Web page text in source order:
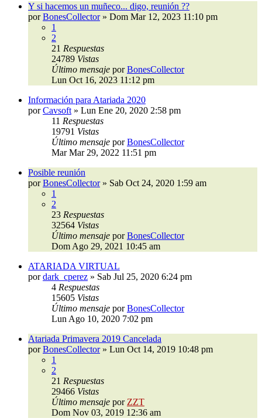
Y si hacemos un muñeco... digo, reunión ??
porBonesCollector» Dom Mar 12, 2023 11:10 pm
1
2
21 Respuestas
24789 Vistas
Último mensaje porBonesCollector
Lun Oct 16, 2023 11:12 pm
Información para Atariada 2020
porCavsoft » Lun Ene 20, 2020 2:58 pm
11 Respuestas
19791 Vistas
Último mensaje porBonesCollector
Mar Mar 29, 2022 11:51 pm
Posible reunión
porBonesCollector» Sab Oct 24, 2020 1:59 am
1
2
23 Respuestas
32564 Vistas
Último mensaje porBonesCollector
Dom Ago 29, 2021 10:45 am
ATARIADA VIRTUAL
pordark_cperez » Sab Jul 25, 2020 6:24 pm
4 Respuestas
15605 Vistas
Último mensaje porBonesCollector
Lun Ago 10, 2020 7:02 pm
Atariada Primavera 2019 Cancelada
porBonesCollector» Lun Oct 14, 2019 10:48 pm
1
2
21 Respuestas
29466 Vistas
Último mensaje por ZZT
Dom Nov 03, 2019 12:36 am